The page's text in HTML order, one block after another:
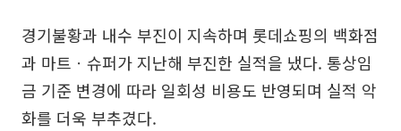
경기불황과 내수 부진이 지속하며 롯데쇼핑의 백화점
과 마트ㆍ슈퍼가 지난해 부진한 실적을 냈다. 통상임
금 기준 변경에 따라 일회성 비용도 반영되며 실적 악
화를 더욱 부추겼다.